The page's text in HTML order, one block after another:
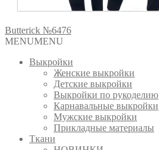
Butterick №6476
MENUMENU
Выкройки
Женские выкройки
Детские выкройки
Выкройки по рукоделию
Карнавальные выкройки
Мужские выкройки
Прикладные материалы
Ткани